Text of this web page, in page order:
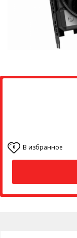
0 В избранное